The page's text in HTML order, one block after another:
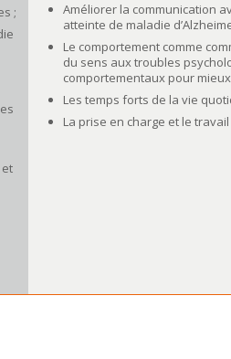
;
Améliorer la communication
atteinte de maladie
Le comportement comme
du sens aux troubles
comportementaux pour
Les temps forts de la vie
La prise en charge et le travail